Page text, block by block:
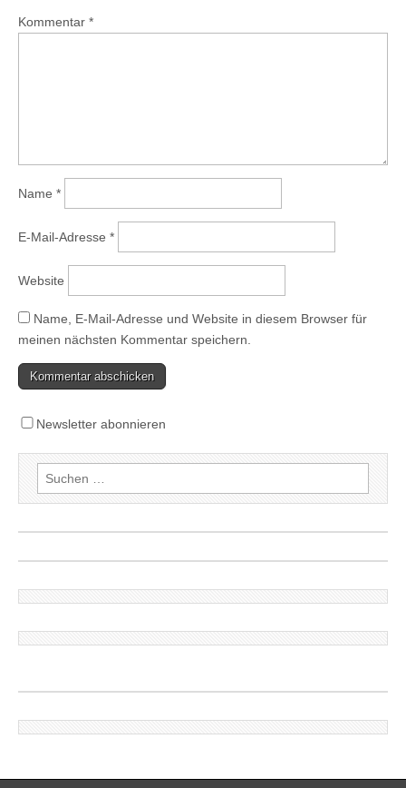
Kommentar *
Name *
E-Mail-Adresse *
Website
Name, E-Mail-Adresse und Website in diesem Browser für
meinen nächsten Kommentar speichern.
Newsletter abonnieren
Suchen
nach: